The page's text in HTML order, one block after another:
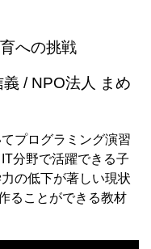
への挑戦
/ NPO法人 まめ
プログラミング演習
分野で活躍できる子
の低下が著しい現状
ることができる教材